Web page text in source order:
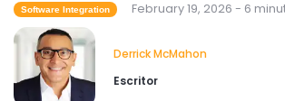
Software Integration February 19, 2026 - 6
Derrick McMahon
Escritor